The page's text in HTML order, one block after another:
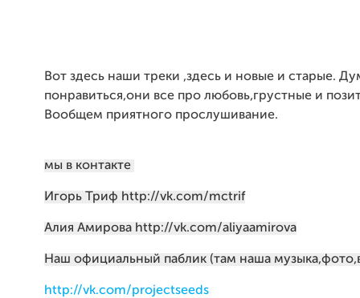
Вот здесь наши треки ,здесь и новые и старые.
понравиться,они все про любовь,грустные и
Вообщем приятного прослушивание.
мы в контакте
Игорь Триф http://vk.com/mctrif
Алия Амирова http://vk.com/aliyaamirova
Наш официальный паблик (там наша
http://vk.com/projectseeds